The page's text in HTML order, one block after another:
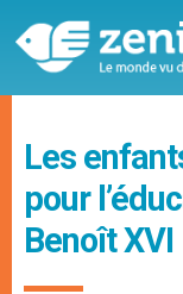
Les
pour
Benoît XVI